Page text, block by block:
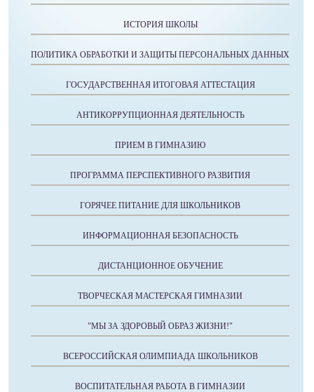
ИСТОРИЯ ШКОЛЫ
ПОЛИТИКА ОБРАБОТКИ И ЗАЩИТЫ ПЕРСОНАЛЬНЫХ ДАННЫХ
ГОСУДАРСТВЕННАЯ ИТОГОВАЯ АТТЕСТАЦИЯ
АНТИКОРРУПЦИОННАЯ ДЕЯТЕЛЬНОСТЬ
ПРИЕМ В ГИМНАЗИЮ
ПРОГРАММА ПЕРСПЕКТИВНОГО РАЗВИТИЯ
ГОРЯЧЕЕ ПИТАНИЕ ДЛЯ ШКОЛЬНИКОВ
ИНФОРМАЦИОННАЯ БЕЗОПАСНОСТЬ
ДИСТАНЦИОННОЕ ОБУЧЕНИЕ
ТВОРЧЕСКАЯ МАСТЕРСКАЯ ГИМНАЗИИ
"МЫ ЗА ЗДОРОВЫЙ ОБРАЗ ЖИЗНИ!"
ВСЕРОССИЙСКАЯ ОЛИМПИАДА ШКОЛЬНИКОВ
ВОСПИТАТЕЛЬНАЯ РАБОТА В ГИМНАЗИИ